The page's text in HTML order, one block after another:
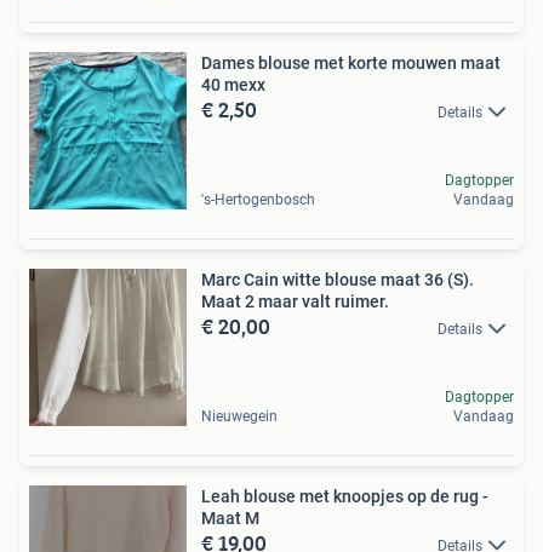
Dames blouse met korte mouwen maat
40 mexx
€ 2,50 Details
's-Hertogenbosch
Dagtopper
Vandaag
Marc Cain witte blouse maat 36 (S).
Maat 2 maar valt ruimer.
€ 20,00 Details
Nieuwegein
Dagtopper
Vandaag
Leah blouse met knoopjes op de rug -
Maat M
€ 19,00 Details